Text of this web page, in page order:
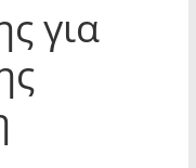
για